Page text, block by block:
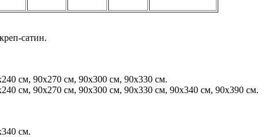
сатин.
см, 90х270 см, 90х300 см, 90х330 см.
см, 90х270 см, 90х300 см, 90х330 см, 90х340 см, 90х390 см.
см.